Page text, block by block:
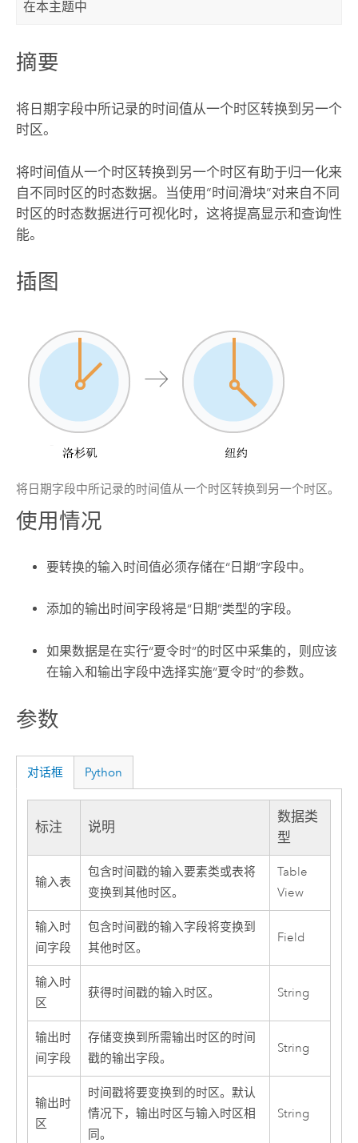
在本主题中
摘要
将日期字段中所记录的时间值从一个时区转换到另一个
时区。
将时间值从一个时区转换到另一个时区有助于归一化来
自不同时区的时态数据。当使用“时间滑块”对来自不同
时区的时态数据进行可视化时，这将提高显示和查询性
能。
插图
将日期字段中所记录的时间值从一个时区转换到另一个时区。
使用情况
要转换的输入时间值必须存储在“日期”字段中。
添加的输出时间字段将是“日期”类型的字段。
如果数据是在实行“夏令时”的时区中采集的，则应该
在输入和输出字段中选择实施“夏令时”的参数。
参数
对话框 Python
标注 说明
数据类
型
输入表
包含时间戳的输入要素类或表将
变换到其他时区。
Table
View
输入时
间字段
包含时间戳的输入字段将变换到
其他时区。
Field
输入时
区
获得时间戳的输入时区。 String
输出时
间字段
存储变换到所需输出时区的时间
戳的输出字段。
String
输出时
区
时间戳将要变换到的时区。默认
情况下，输出时区与输入时区相
同。
String